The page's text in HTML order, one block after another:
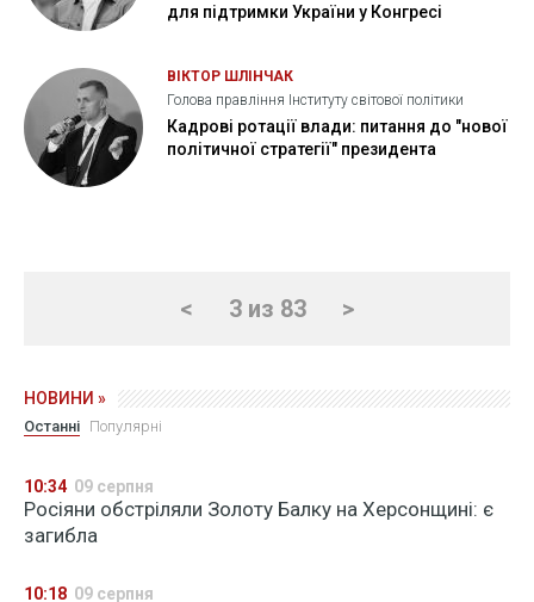
для підтримки України у Конгресі
ВІКТОР ШЛІНЧАК
Голова правління Інституту світової політики
Кадрові ротації влади: питання до "нової
політичної стратегії" президента
< 3 из 83 >
НОВИНИ »
Останні Популярні
10:34 09 серпня
Росіяни обстріляли Золоту Балку на Херсонщині: є
загибла
10:18 09 серпня